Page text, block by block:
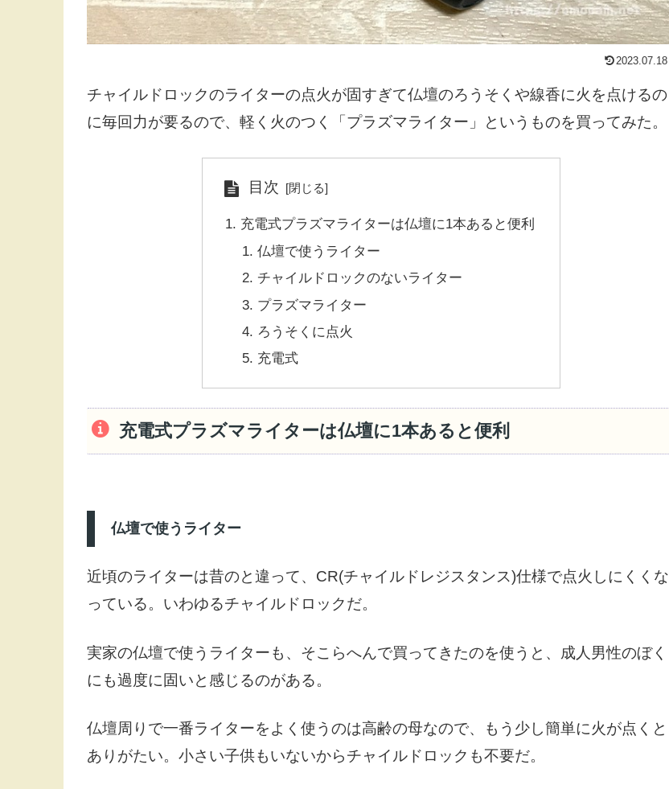
2023.07.18
チャイルドロックのライターの点火が固すぎて仏壇のろうそくや線香に火を点けるの
に毎回力が要るので、軽く火のつく「プラズマライター」というものを買ってみた。
目次
充電式プラズマライターは仏壇に1本あると便利
仏壇で使うライター
チャイルドロックのないライター
プラズマライター
ろうそくに点火
充電式
充電式プラズマライターは仏壇に1本あると便利
仏壇で使うライター
近頃のライターは昔のと違って、CR(チャイルドレジスタンス)仕様で点火しにくくな
っている。いわゆるチャイルドロックだ。
実家の仏壇で使うライターも、そこらへんで買ってきたのを使うと、成人男性のぼく
にも過度に固いと感じるのがある。
仏壇周りで一番ライターをよく使うのは高齢の母なので、もう少し簡単に火が点くと
ありがたい。小さい子供もいないからチャイルドロックも不要だ。